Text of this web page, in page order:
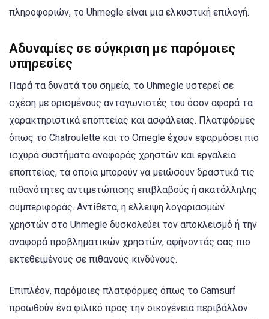
πληροφοριών, το Uhmegle είναι μια ελκυστική επιλογή.
Αδυναμίες σε σύγκριση με παρόμοιες
υπηρεσίες
Παρά τα δυνατά του σημεία, το Uhmegle υστερεί σε
σχέση με ορισμένους ανταγωνιστές του όσον αφορά τα
χαρακτηριστικά εποπτείας και ασφάλειας. Πλατφόρμες
όπως το Chatroulette και το Omegle έχουν εφαρμόσει πιο
ισχυρά συστήματα αναφοράς χρηστών και εργαλεία
εποπτείας, τα οποία μπορούν να μειώσουν δραστικά τις
πιθανότητες αντιμετώπισης επιβλαβούς ή ακατάλληλης
συμπεριφοράς. Αντίθετα, η έλλειψη λογαριασμών
χρηστών στο Uhmegle δυσκολεύει τον αποκλεισμό ή την
αναφορά προβληματικών χρηστών, αφήνοντάς σας πιο
εκτεθειμένους σε πιθανούς κινδύνους.
Επιπλέον, παρόμοιες πλατφόρμες όπως το Camsurf
προωθούν ένα φιλικό προς την οικογένεια περιβάλλον